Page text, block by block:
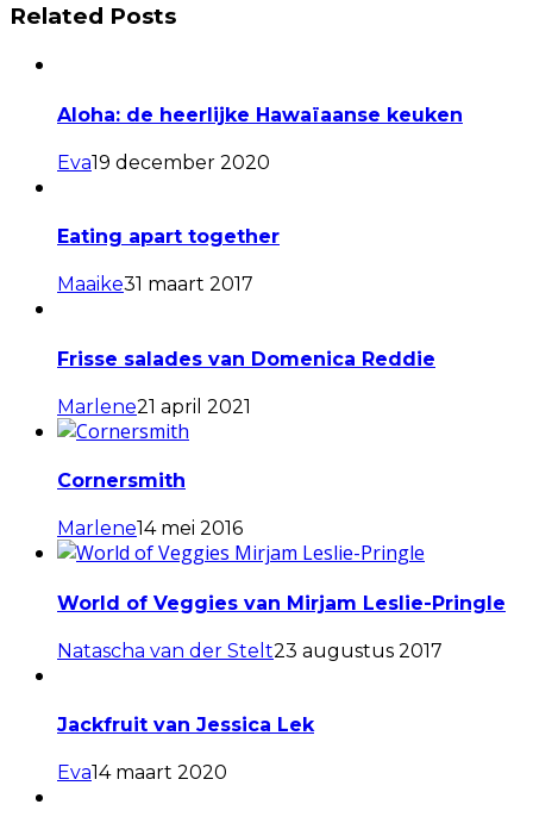
Related Posts
Aloha: de heerlijke Hawaïaanse keuken
Eva19 december 2020
Eating apart together
Maaike31 maart 2017
Frisse salades van Domenica Reddie
Marlene21 april 2021
Cornersmith
Marlene14 mei 2016
World of Veggies van Mirjam Leslie-Pringle
Natascha van der Stelt23 augustus 2017
Jackfruit van Jessica Lek
Eva14 maart 2020